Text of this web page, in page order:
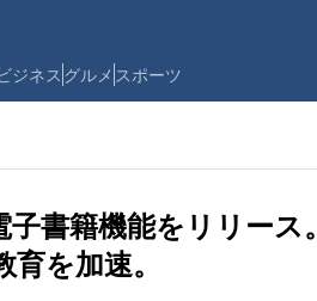
ジネス グルメ スポーツ
子書籍機能をリリース
を加速。